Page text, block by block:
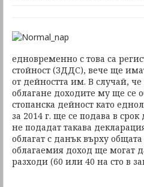
едновременно с това са
стойност (ЗДДС), вече ще
от дейността им. В случай,
облагане доходите му ще се
стопанска дейност като
за 2014 г. ще се подава в
не подадат такава
облагат с данък върху
облагаемия доход ще могат
разходи (60 или 40 на сто в